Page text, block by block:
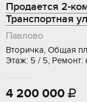
Продается 2-
Транспортная
Павлово
Вторичка, Общая
Этаж: 5 / 5, Ремонт:
4 200 000 